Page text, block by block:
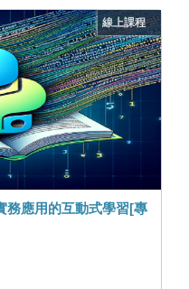
線上課程
務應用的互動式學習[專